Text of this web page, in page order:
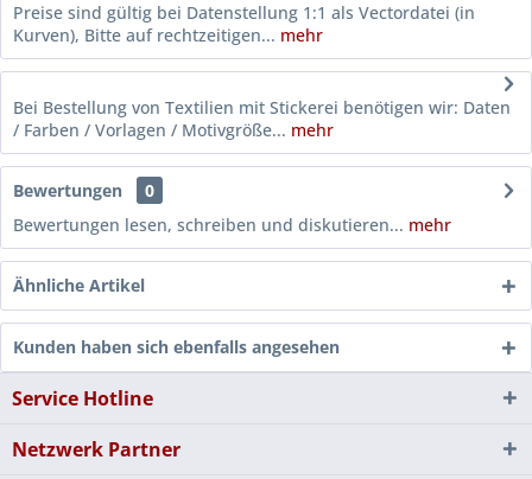
Preise sind gültig bei Datenstellung 1:1 als Vectordatei (in
Kurven), Bitte auf rechtzeitigen... mehr
Bei Bestellung von Textilien mit Stickerei benötigen wir: Daten
/ Farben / Vorlagen / Motivgröße... mehr
Bewertungen
0
Bewertungen lesen, schreiben und diskutieren... mehr
Ähnliche Artikel
Kunden haben sich ebenfalls angesehen
Service Hotline
Netzwerk Partner